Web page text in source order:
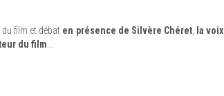
film et débat en présence de Silvère Chéret,
la voix
du film